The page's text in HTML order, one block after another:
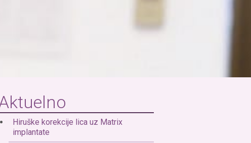
Hiruške korekcije lica uz Matrix
implantate